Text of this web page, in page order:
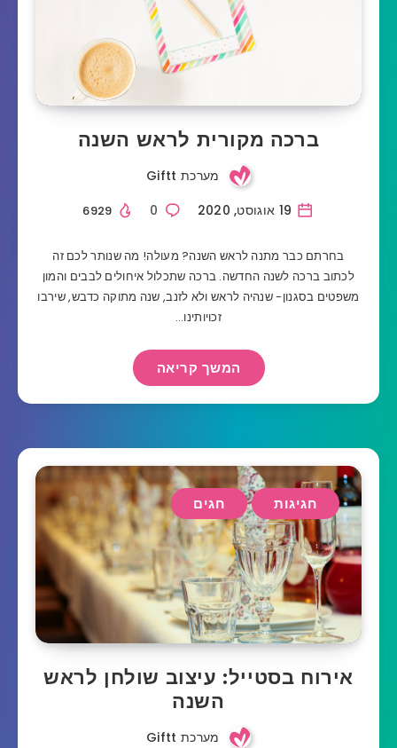
ברכה מקורית לראש השנה
מערכת Giftt
0
בחרתם כבר מתנה לראש השנה? מעולה! מה שנותר לכם זה
לכתוב ברכה לשנה החדשה. ברכה שתכלול איחולים לבבים והמון
משפטים בסגנון- שנהיה לראש ולא לזנב, שנה מתוקה כדבש, שירבו
זכויותינו…
המשך קריאה
חגיגות חגים
אירוח בסטייל: עיצוב שולחן לראש
השנה
מערכת Giftt